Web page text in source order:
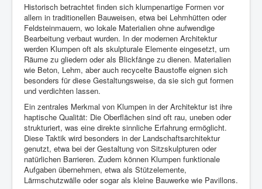
Historisch betrachtet finden sich klumpenartige Formen vor
allem in traditionellen Bauweisen, etwa bei Lehmhütten oder
Feldsteinmauern, wo lokale Materialien ohne aufwendige
Bearbeitung verbaut wurden. In der modernen Architektur
werden Klumpen oft als skulpturale Elemente eingesetzt, um
Räume zu gliedern oder als Blickfänge zu dienen. Materialien
wie Beton, Lehm, aber auch recycelte Baustoffe eignen sich
besonders für diese Gestaltungsweise, da sie sich gut formen
und verdichten lassen.
Ein zentrales Merkmal von Klumpen in der Architektur ist ihre
haptische Qualität: Die Oberflächen sind oft rau, uneben oder
strukturiert, was eine direkte sinnliche Erfahrung ermöglicht.
Diese Taktik wird besonders in der Landschaftsarchitektur
genutzt, etwa bei der Gestaltung von Sitzskulpturen oder
natürlichen Barrieren. Zudem können Klumpen funktionale
Aufgaben übernehmen, etwa als Stützelemente,
Lärmschutzwälle oder sogar als kleine Bauwerke wie Pavillons.